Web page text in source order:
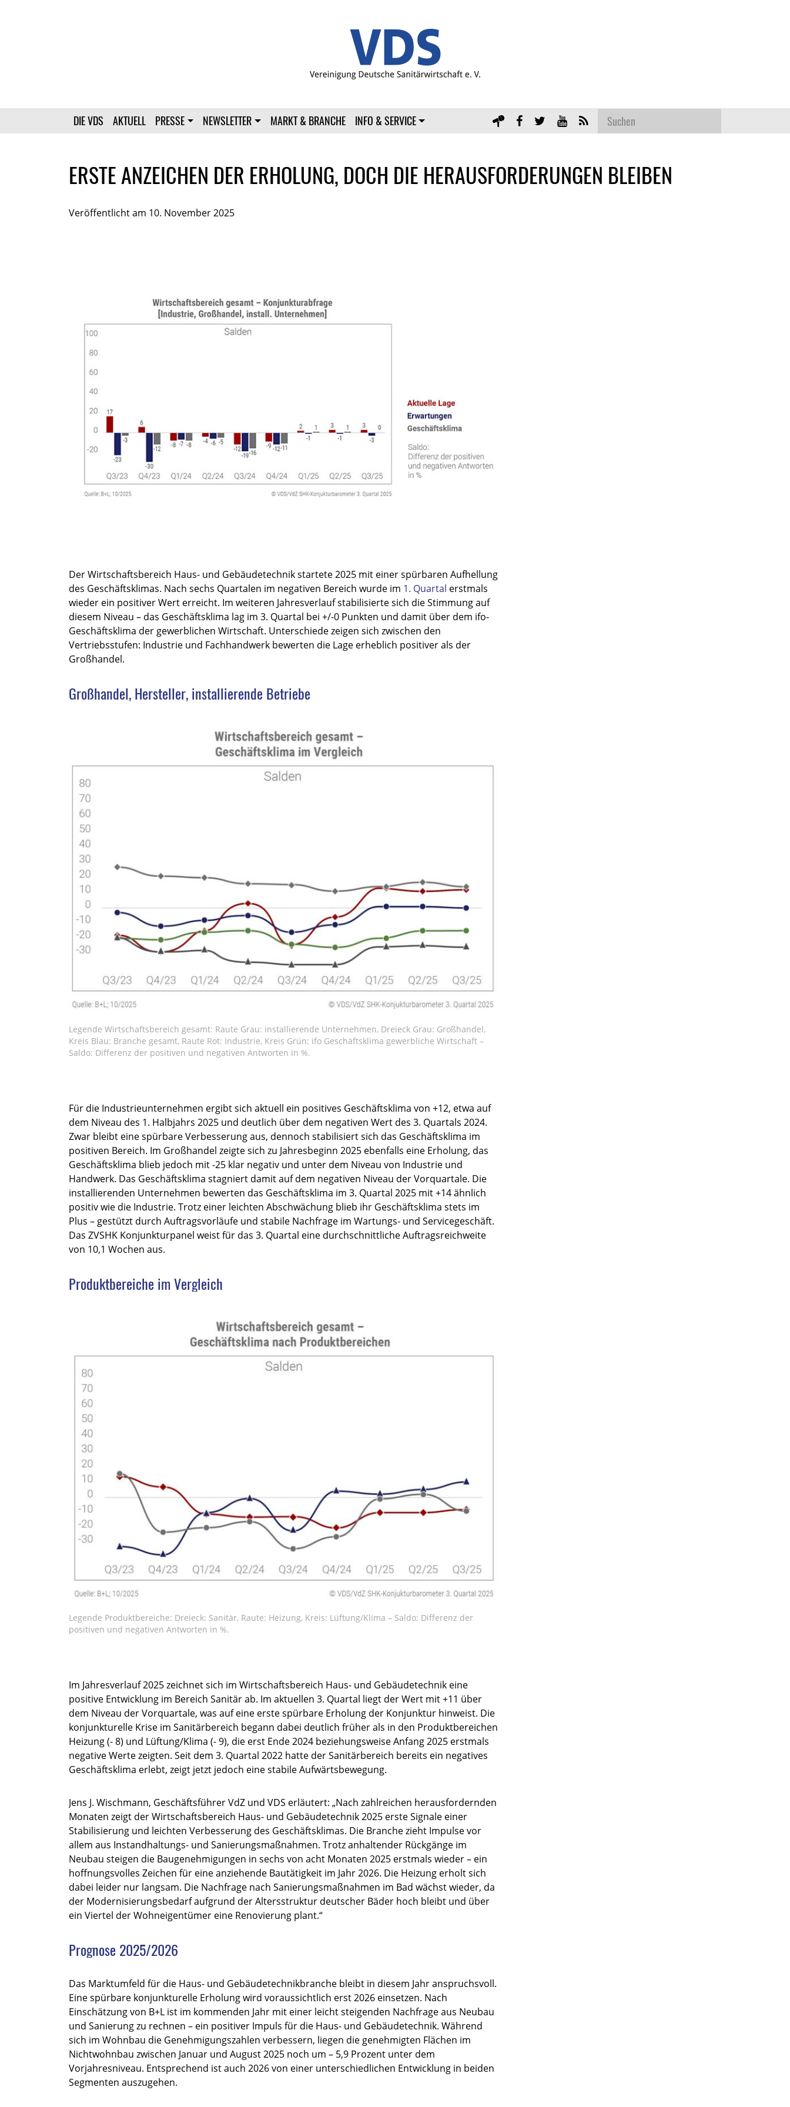
DIE VDS AKTUELL PRESSE NEWSLETTER MARKT & BRANCHE INFO & SERVICE
ERSTE ANZEICHEN DER ERHOLUNG, DOCH DIE HERAUSFORDERUNGEN BLEIBEN
Veröffentlicht am 10. November 2025
Der Wirtschaftsbereich Haus- und Gebäudetechnik startete 2025 mit einer spürbaren Aufhellung
des Geschäftsklimas. Nach sechs Quartalen im negativen Bereich wurde im 1. Quartal erstmals
wieder ein positiver Wert erreicht. Im weiteren Jahresverlauf stabilisierte sich die Stimmung auf
diesem Niveau – das Geschäftsklima lag im 3. Quartal bei +/-0 Punkten und damit über dem ifo-
Geschäftsklima der gewerblichen Wirtschaft. Unterschiede zeigen sich zwischen den
Vertriebsstufen: Industrie und Fachhandwerk bewerten die Lage erheblich positiver als der
Großhandel.
Großhandel, Hersteller, installierende Betriebe
Legende Wirtschaftsbereich gesamt: Raute Grau: installierende Unternehmen, Dreieck Grau: Großhandel,
Kreis Blau: Branche gesamt, Raute Rot: Industrie, Kreis Grün: ifo Geschäftsklima gewerbliche Wirtschaft –
Saldo: Differenz der positiven und negativen Antworten in %.
Für die Industrieunternehmen ergibt sich aktuell ein positives Geschäftsklima von +12, etwa auf
dem Niveau des 1. Halbjahrs 2025 und deutlich über dem negativen Wert des 3. Quartals 2024.
Zwar bleibt eine spürbare Verbesserung aus, dennoch stabilisiert sich das Geschäftsklima im
positiven Bereich. Im Großhandel zeigte sich zu Jahresbeginn 2025 ebenfalls eine Erholung, das
Geschäftsklima blieb jedoch mit -25 klar negativ und unter dem Niveau von Industrie und
Handwerk. Das Geschäftsklima stagniert damit auf dem negativen Niveau der Vorquartale. Die
installierenden Unternehmen bewerten das Geschäftsklima im 3. Quartal 2025 mit +14 ähnlich
positiv wie die Industrie. Trotz einer leichten Abschwächung blieb ihr Geschäftsklima stets im
Plus – gestützt durch Auftragsvorläufe und stabile Nachfrage im Wartungs- und Servicegeschäft.
Das ZVSHK Konjunkturpanel weist für das 3. Quartal eine durchschnittliche Auftragsreichweite
von 10,1 Wochen aus.
Produktbereiche im Vergleich
Legende Produktbereiche: Dreieck: Sanitär, Raute: Heizung, Kreis: Lüftung/Klima – Saldo: Differenz der
positiven und negativen Antworten in %.
Im Jahresverlauf 2025 zeichnet sich im Wirtschaftsbereich Haus- und Gebäudetechnik eine
positive Entwicklung im Bereich Sanitär ab. Im aktuellen 3. Quartal liegt der Wert mit +11 über
dem Niveau der Vorquartale, was auf eine erste spürbare Erholung der Konjunktur hinweist. Die
konjunkturelle Krise im Sanitärbereich begann dabei deutlich früher als in den Produktbereichen
Heizung (- 8) und Lüftung/Klima (- 9), die erst Ende 2024 beziehungsweise Anfang 2025 erstmals
negative Werte zeigten. Seit dem 3. Quartal 2022 hatte der Sanitärbereich bereits ein negatives
Geschäftsklima erlebt, zeigt jetzt jedoch eine stabile Aufwärtsbewegung.
Jens J. Wischmann, Geschäftsführer VdZ und VDS erläutert: „Nach zahlreichen herausfordernden
Monaten zeigt der Wirtschaftsbereich Haus- und Gebäudetechnik 2025 erste Signale einer
Stabilisierung und leichten Verbesserung des Geschäftsklimas. Die Branche zieht Impulse vor
allem aus Instandhaltungs- und Sanierungsmaßnahmen. Trotz anhaltender Rückgänge im
Neubau steigen die Baugenehmigungen in sechs von acht Monaten 2025 erstmals wieder – ein
hoffnungsvolles Zeichen für eine anziehende Bautätigkeit im Jahr 2026. Die Heizung erholt sich
dabei leider nur langsam. Die Nachfrage nach Sanierungsmaßnahmen im Bad wächst wieder, da
der Modernisierungsbedarf aufgrund der Altersstruktur deutscher Bäder hoch bleibt und über
ein Viertel der Wohneigentümer eine Renovierung plant.“
Prognose 2025/2026
Das Marktumfeld für die Haus- und Gebäudetechnikbranche bleibt in diesem Jahr anspruchsvoll.
Eine spürbare konjunkturelle Erholung wird voraussichtlich erst 2026 einsetzen. Nach
Einschätzung von B+L ist im kommenden Jahr mit einer leicht steigenden Nachfrage aus Neubau
und Sanierung zu rechnen – ein positiver Impuls für die Haus- und Gebäudetechnik. Während
sich im Wohnbau die Genehmigungszahlen verbessern, liegen die genehmigten Flächen im
Nichtwohnbau zwischen Januar und August 2025 noch um – 5,9 Prozent unter dem
Vorjahresniveau. Entsprechend ist auch 2026 von einer unterschiedlichen Entwicklung in beiden
Segmenten auszugehen.